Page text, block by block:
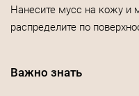
Нанесите мусс на кожу
распределите по
Важно знать